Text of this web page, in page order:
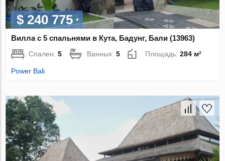
$ 240 775
Вилла с 5 спальнями в Кута, Бадунг, Бали (13963)
Спален:5 Ванных:5 Площадь:284 м²
Power Bali